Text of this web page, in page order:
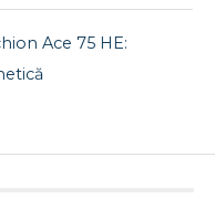
Ace 75 HE: